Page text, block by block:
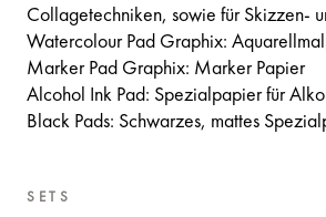
Collagetechniken, sowie für Skizzen-
Watercolour Pad Graphix:
Marker Pad Graphix: Marker Papier
Alcohol Ink Pad: Spezialpapier für
Black Pads: Schwarzes, mattes
SETS